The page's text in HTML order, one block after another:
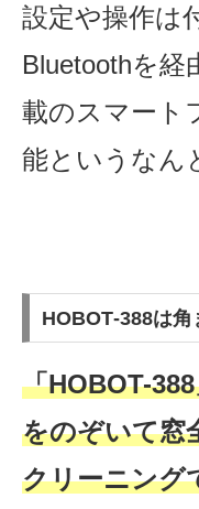
設定や操作は
Bluetoothを経
載のスマート
能というなん
HOBOT‐388は
「HOBOT-
をのぞいて窓
クリーニング